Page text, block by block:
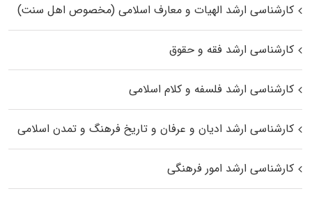
کارشناسی ارشد الهیات و معارف اسلامی (مخصوص اهل سنت)
کارشناسی ارشد فقه و حقوق
کارشناسی ارشد فلسفه و کلام اسلامی
کارشناسی ارشد ادیان و عرفان و تاریخ فرهنگ و تمدن اسلامی
کارشناسی ارشد امور فرهنگی